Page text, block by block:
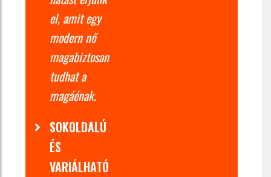
el, amit egy
modern nő
magabiztosan
tudhat a
magáénak.
SOKOLDALÚ
ÉS
VARIÁLHATÓ